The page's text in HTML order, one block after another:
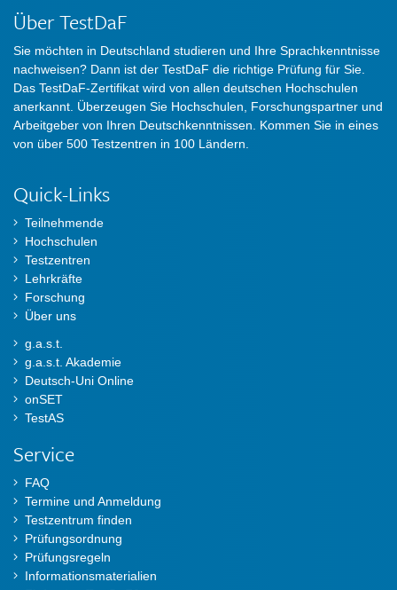
Über TestDaF
Sie möchten in Deutschland studieren und Ihre Sprachkenntnisse
nachweisen? Dann ist der TestDaF die richtige Prüfung für Sie.
Das TestDaF-Zertifikat wird von allen deutschen Hochschulen
anerkannt. Überzeugen Sie Hochschulen, Forschungspartner und
Arbeitgeber von Ihren Deutschkenntnissen. Kommen Sie in eines
von über 500 Testzentren in 100 Ländern.
Quick-Links
Teilnehmende
Hochschulen
Testzentren
Lehrkräfte
Forschung
Über uns
g.a.s.t.
g.a.s.t. Akademie
Deutsch-Uni Online
onSET
TestAS
Service
FAQ
Termine und Anmeldung
Testzentrum finden
Prüfungsordnung
Prüfungsregeln
Informationsmaterialien